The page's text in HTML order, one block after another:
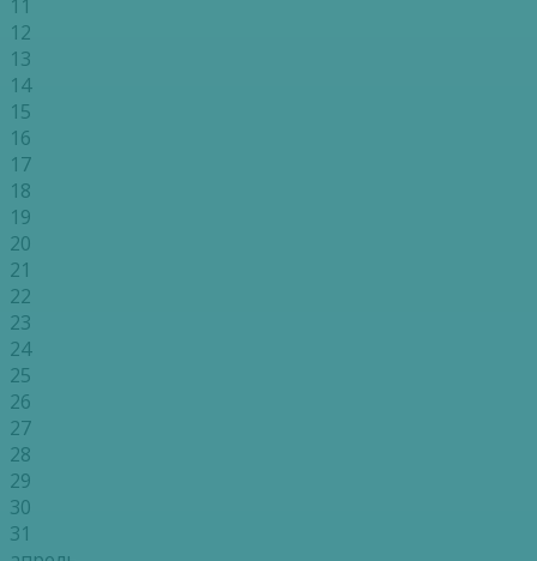
11
12
13
14
15
16
17
18
19
20
21
22
23
24
25
26
27
28
29
30
31